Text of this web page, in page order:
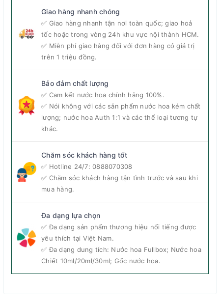
Nước hoa nữ Replica Flower Market
phong phú của những bông hoa đầy màu sắc tỏa ra
hương thơm rực rỡ, gợi lên ký ức của những cửa hàng
hoa tại Paris hoa lệ.
Nhóm nước hoa: Hương hoa cỏ
Giao hàng nhanh chóng
✅ Giao hàng nhanh tận nơi toàn quốc; giao hoả
tốc hoặc trong vòng 24h khu vực nội thành HCM.
✅ Miễn phí giao hàng đối với đơn hàng có giá trị
trên 1 triệu đồng.
Bảo đảm chất lượng
✅ Cam kết nước hoa chính hãng 100%.
✅ Nói không với các sản phẩm nước hoa kém chất
lượng; nước hoa Auth 1:1 và các thể loại tương tự
khác.
Chăm sóc khách hàng tốt
✅ Hotline 24/7: 0888070308
✅ Chăm sóc khách hàng tận tình trước và sau khi
mua hàng.
Đa dạng lựa chọn
✅ Đa dạng sản phẩm thương hiệu nổi tiếng được
yêu thích tại Việt Nam.
✅ Đa dạng dung tích: Nước hoa Fullbox; Nước hoa
Chiết 10ml/20ml/30ml; Gốc nước hoa.